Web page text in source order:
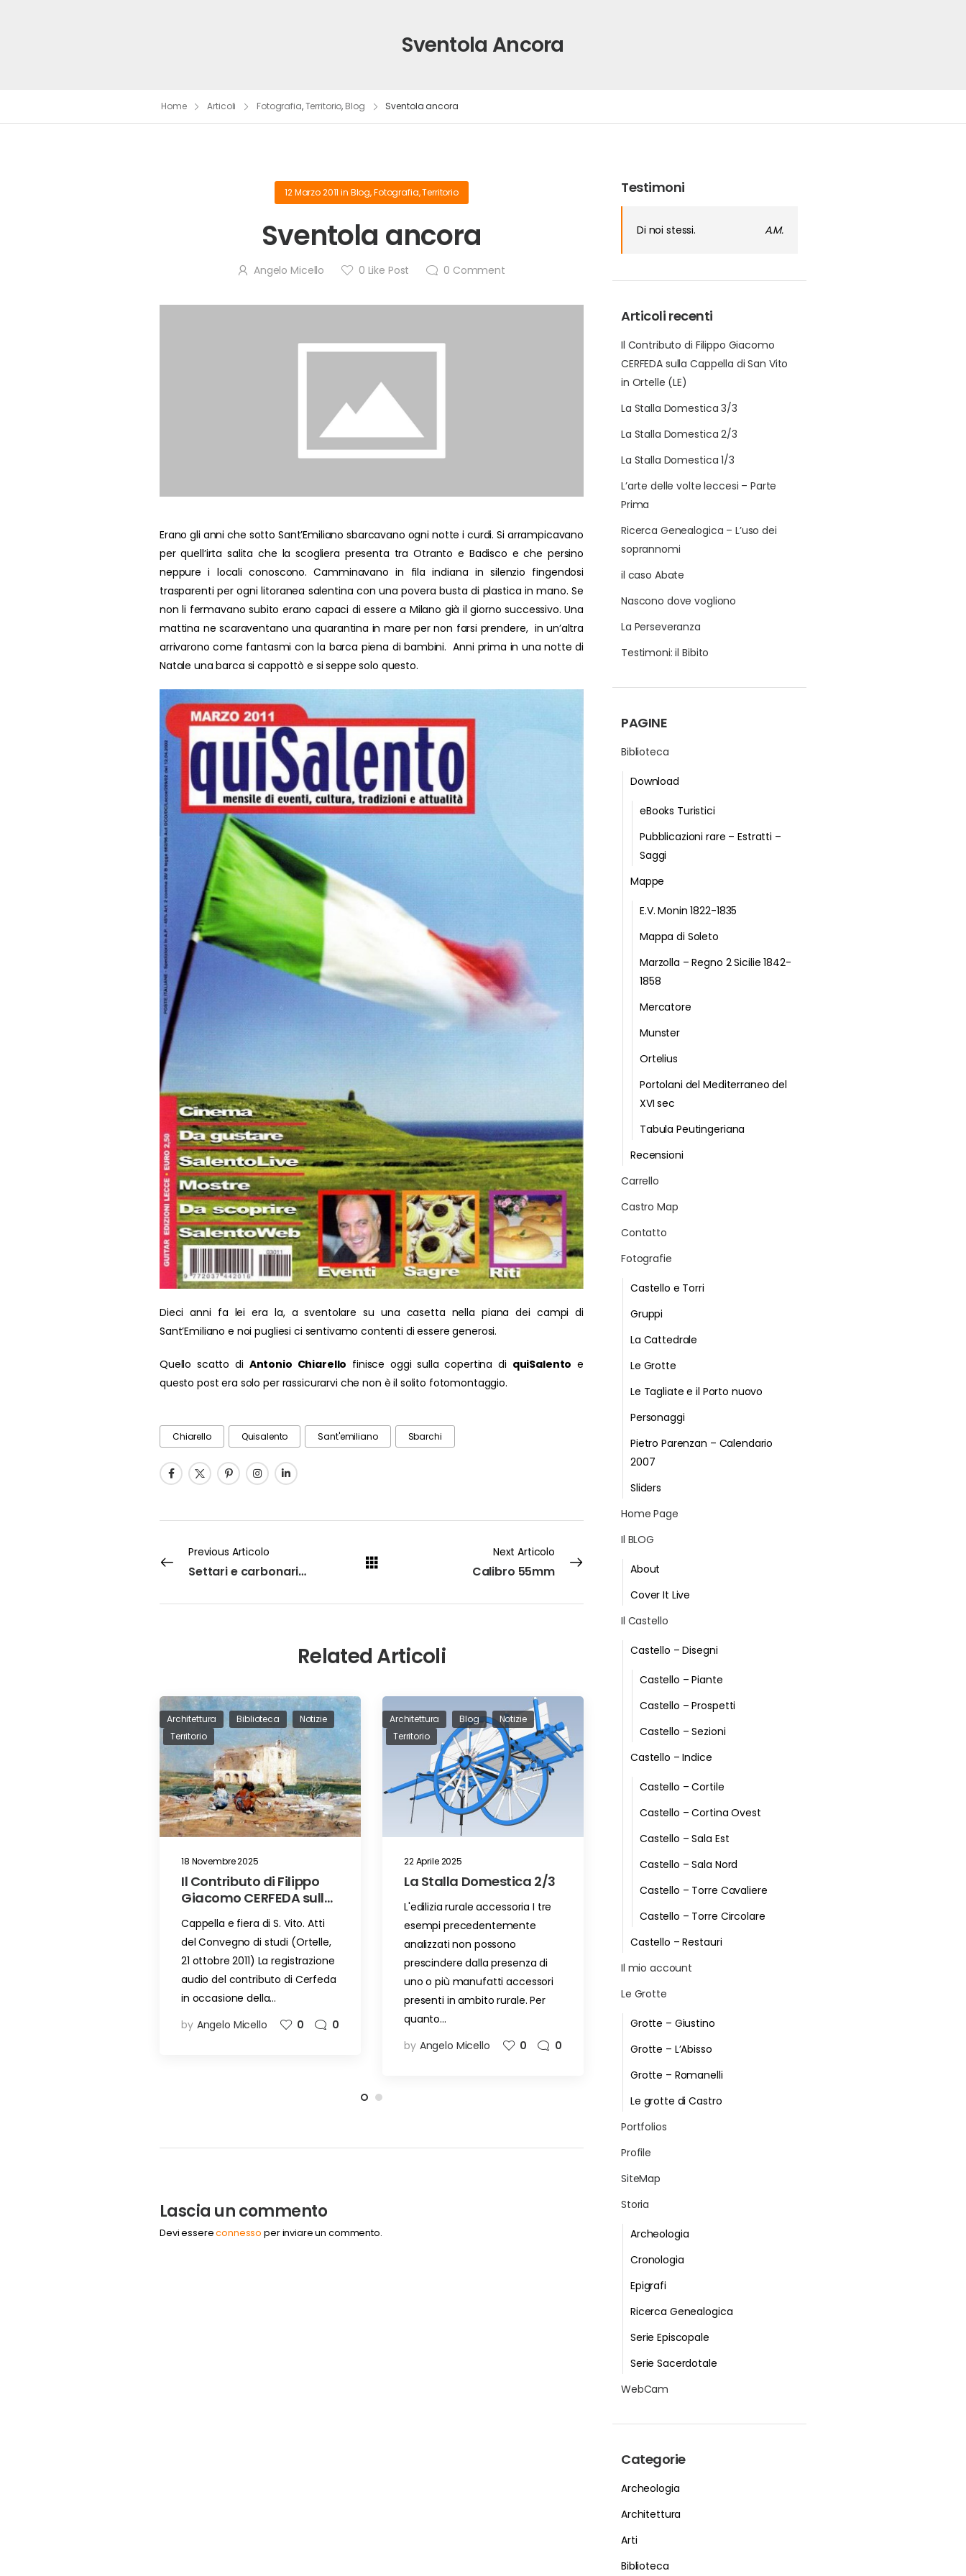
Sventola Ancora
Home Articoli Fotografia,Territorio, Blog Sventola ancora
Testimoni
Di noi stessi. A.M.
Articoli recenti
Il Contributo di Filippo Giacomo
CERFEDA sulla Cappella di San Vito
in Ortelle (LE)
La Stalla Domestica 3/3
La Stalla Domestica 2/3
La Stalla Domestica 1/3
L’arte delle volte leccesi – Parte
Prima
Ricerca Genealogica – L’uso dei
soprannomi
il caso Abate
Nascono dove vogliono
La Perseveranza
Testimoni: il Bibito
PAGINE
Biblioteca
Download
eBooks Turistici
Pubblicazioni rare – Estratti –
Saggi
Mappe
E.V. Monin 1822-1835
Mappa di Soleto
Marzolla – Regno 2 Sicilie 1842-
1858
Mercatore
Munster
Ortelius
Portolani del Mediterraneo del
XVI sec
Tabula Peutingeriana
Recensioni
Carrello
Castro Map
Contatto
Fotografie
Castello e Torri
Gruppi
La Cattedrale
Le Grotte
Le Tagliate e il Porto nuovo
Personaggi
Pietro Parenzan – Calendario
2007
Sliders
Home Page
Il BLOG
About
Cover It Live
Il Castello
Castello – Disegni
Castello – Piante
Castello – Prospetti
Castello – Sezioni
Castello – Indice
Castello – Cortile
Castello – Cortina Ovest
Castello – Sala Est
Castello – Sala Nord
Castello – Torre Cavaliere
Castello – Torre Circolare
Castello – Restauri
Il mio account
Le Grotte
Grotte – Giustino
Grotte – L’Abisso
Grotte – Romanelli
Le grotte di Castro
Portfolios
Profile
SiteMap
Storia
Archeologia
Cronologia
Epigrafi
Ricerca Genealogica
Serie Episcopale
Serie Sacerdotale
WebCam
Categorie
Archeologia
Architettura
Arti
Biblioteca
12 Marzo 2011 in Blog,Fotografia,Territorio
Sventola ancora
Angelo Micello 0 Like Post 0 Comment
Erano gli anni che sotto Sant’Emiliano sbarcavano ogni notte i curdi. Si arrampicavano
per quell’irta salita che la scogliera presenta tra Otranto e Badisco e che persino
neppure i locali conoscono. Camminavano in fila indiana in silenzio fingendosi
trasparenti per ogni litoranea salentina con una povera busta di plastica in mano. Se
non li fermavano subito erano capaci di essere a Milano già il giorno successivo. Una
mattina ne scaraventano una quarantina in mare per non farsi prendere, in un’altra
arrivarono come fantasmi con la barca piena di bambini. Anni prima in una notte di
Natale una barca si cappottò e si seppe solo questo.
Dieci anni fa lei era la, a sventolare su una casetta nella piana dei campi di
Sant’Emiliano e noi pugliesi ci sentivamo contenti di essere generosi.
Quello scatto di Antonio Chiarello finisce oggi sulla copertina di quiSalento e
questo post era solo per rassicurarvi che non è il solito fotomontaggio.
Chiarello Quisalento Sant'emiliano Sbarchi
Previous Articolo
Settari e carbonari nel Comune di Ortelle
Next Articolo
Calibro 55mm
Related Articoli
18 Novembre 2025
Architettura Biblioteca
Notizie
Territorio
Il Contributo di Filippo
Giacomo CERFEDA sulla
Cappella di San Vito in
Ortelle (LE)
Cappella e fiera di S. Vito. Atti
del Convegno di studi (Ortelle,
21 ottobre 2011) La registrazione
audio del contributo di Cerfeda
in occasione della…
by Angelo Micello 0 0
22 Aprile 2025
Architettura Blog
Notizie
Territorio
La Stalla Domestica 2/3
L'edilizia rurale accessoria I tre
esempi precedentemente
analizzati non possono
prescindere dalla presenza di
uno o più manufatti accessori
presenti in ambito rurale. Per
quanto…
by Angelo Micello 0 0
Lascia un commento
Devi essereconnesso per inviare un commento.